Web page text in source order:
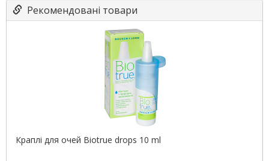
Рекомендовані товари
Краплі для очей Biotrue drops 10 ml